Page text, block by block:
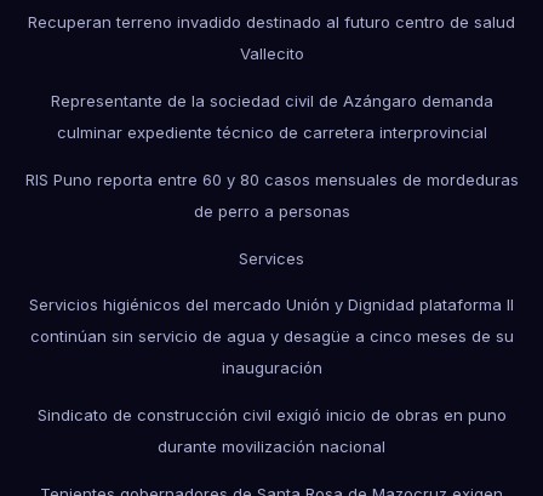
Recuperan terreno invadido destinado al futuro centro de salud
Vallecito
Representante de la sociedad civil de Azángaro demanda
culminar expediente técnico de carretera interprovincial
RIS Puno reporta entre 60 y 80 casos mensuales de mordeduras
de perro a personas
Services
Servicios higiénicos del mercado Unión y Dignidad plataforma II
continúan sin servicio de agua y desagüe a cinco meses de su
inauguración
Sindicato de construcción civil exigió inicio de obras en puno
durante movilización nacional